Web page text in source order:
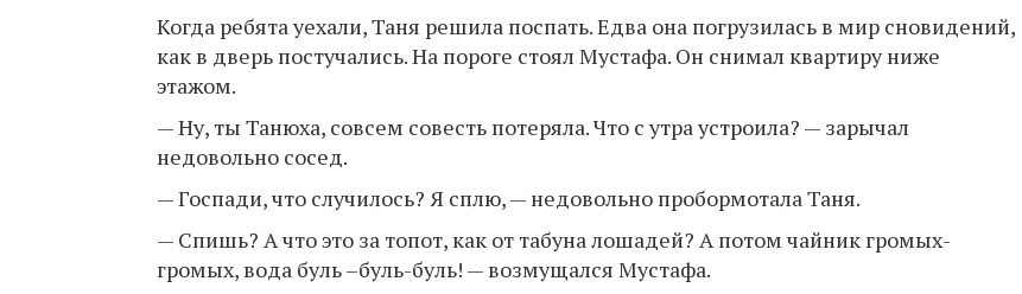
Когда ребята уехали, Таня решила поспать. Едва она погрузилась в мир сновидений,
как в дверь постучались. На пороге стоял Мустафа. Он снимал квартиру ниже
этажом.
— Ну, ты Танюха, совсем совесть потеряла. Что с утра устроила? — зарычал
недовольно сосед.
— Госпади, что случилось? Я сплю, — недовольно пробормотала Таня.
— Спишь? А что это за топот, как от табуна лошадей? А потом чайник громых-
громых, вода буль –буль-буль! — возмущался Мустафа.